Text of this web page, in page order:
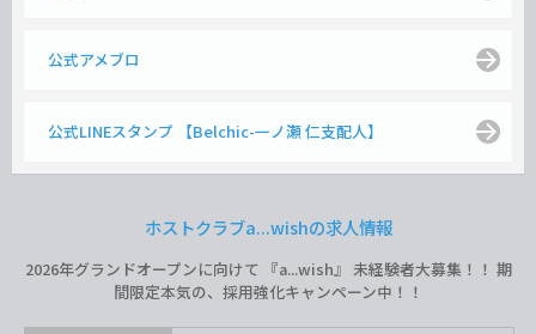
公式アメブロ
公式LINEスタンプ 【Belchic-一ノ瀬 仁支配人】
ホストクラブa...wishの求人情報
2026年グランドオープンに向けて 『a...wish』 未経験者大募集！！ 期
間限定本気の、採用強化キャンペーン中！！